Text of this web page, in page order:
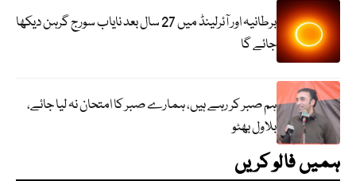
برطانیہ اور آئرلینڈ میں 27 سال بعد نایاب سورج گرہن دیکھا
جائے گا
ہم صبر کر رہے ہیں، ہمارے صبر کا امتحان نہ لیا جائے،
بلاول بھٹو
ہمیں فالو کریں